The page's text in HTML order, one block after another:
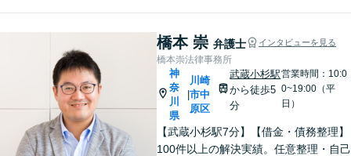
橋本 崇 弁護士 インタビューを見る
橋本崇法律事務所
神
奈
川
県
|
川崎
市中
原区
武蔵小杉駅
から徒歩5
分
営業時間：10:0
0~19:00（平
日）
【武蔵小杉駅7分】【借金・債務整理】
100件以上の解決実績。任意整理・自己